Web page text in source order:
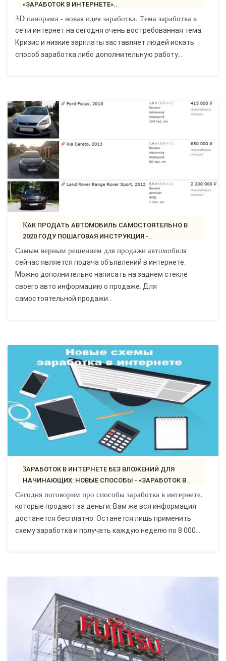
«ЗАРАБОТОК В ИНТЕРНЕТЕ»..
3D панорама - новая идея заработка. Тема заработка в
сети интернет на сегодня очень востребованная тема.
Кризис и низкие зарплаты заставляет людей искать
способ заработка либо дополнительную работу....
КАК ПРОДАТЬ АВТОМОБИЛЬ САМОСТОЯТЕЛЬНО В
2020 ГОДУ ПОШАГОВАЯ ИНСТРУКЦИЯ -..
Самым верным решением для продажи автомобиля
сейчас является подача объявлений в интернете.
Можно дополнительно написать на заднем стекле
своего авто информацию о продаже. Для
самостоятельной продажи...
ЗАРАБОТОК В ИНТЕРНЕТЕ БЕЗ ВЛОЖЕНИЙ ДЛЯ
НАЧИНАЮЩИХ: НОВЫЕ СПОСОБЫ - «ЗАРАБОТОК В..
Сегодня поговорим про способы заработка в интернете,
которые продают за деньги. Вам же вся информация
достанется бесплатно. Останется лишь применить
схему заработка и получать каждую неделю по 8 000...